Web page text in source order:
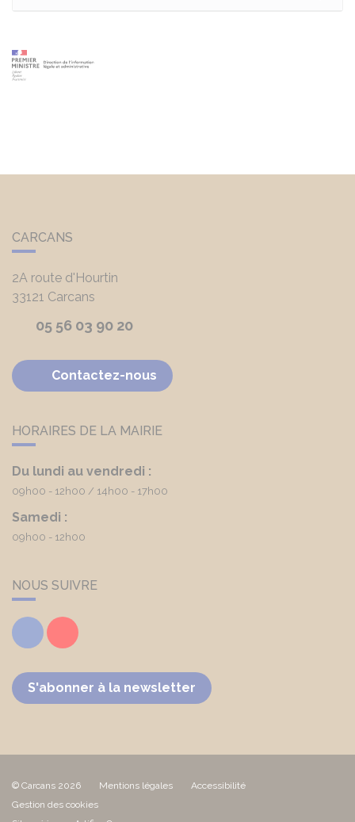
CARCANS
2A route d'Hourtin
33121 Carcans
05 56 03 90 20
Contactez-nous
HORAIRES DE LA MAIRIE
Du lundi au vendredi :
09h00 - 12h00 14h00 - 17h00
Samedi :
09h00 - 12h00
NOUS SUIVRE
FacebookYoutube
S'abonner à la newsletter
© Carcans 2026 Mentions légales
Accessibilité
Gestion des cookies